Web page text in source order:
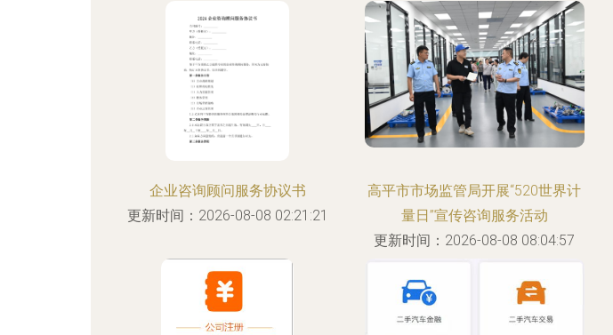
企业咨询顾问服务协议书
更新时间：2026-08-08 02:21:21
高平市市场监管局开展“520世界计
量日”宣传咨询服务活动
更新时间：2026-08-08 08:04:57